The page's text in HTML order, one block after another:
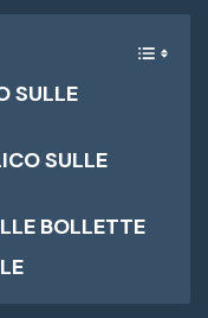
SULLE
SULLE
BOLLETTE